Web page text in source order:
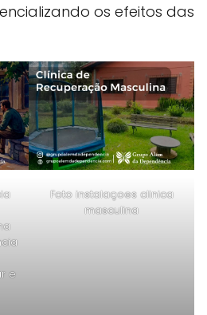
os efeitos das
e
Foto instalaçoes clinica
masculina